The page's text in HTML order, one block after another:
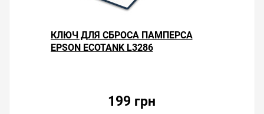
КЛЮЧ ДЛЯ СБРОСА ПАМПЕРСА
EPSON ECOTANK L3286
199 грн